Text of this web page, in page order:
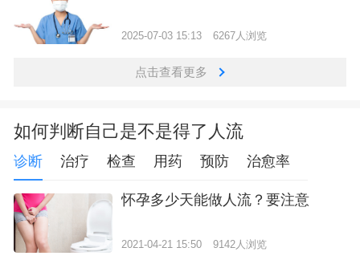
2025-07-03 15:13 6267人浏览
点击查看更多
如何判断自己是不是得了人流
诊断 治疗 检查 用药 预防 治愈率
怀孕多少天能做人流？要注意
2021-04-21 15:50 9142人浏览